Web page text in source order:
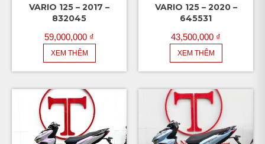
VARIO 125 – 2017 –
832045
59,000,000 ₫
XEM THÊM
VARIO 125 – 2020 –
645531
43,500,000 ₫
XEM THÊM